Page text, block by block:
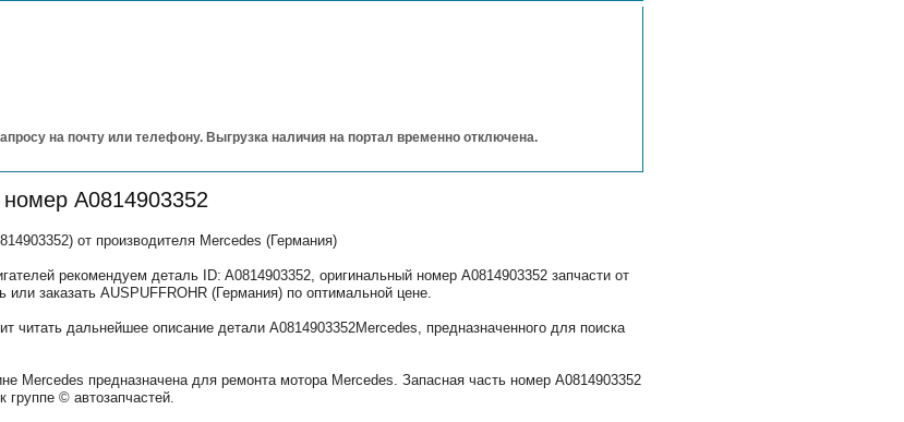
на почту или телефону. Выгрузка наличия на портал временно отключена.
A0814903352
от производителя Mercedes (Германия)
рекомендуем деталь ID: A0814903352, оригинальный номер A0814903352 запчасти от
заказать AUSPUFFROHR (Германия) по оптимальной цене.
читать дальнейшее описание детали A0814903352Mercedes, предназначенного для поиска
Mercedes предназначена для ремонта мотора Mercedes. Запасная часть номер A0814903352
© автозапчастей.